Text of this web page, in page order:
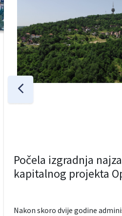
Počela izgradnja
kapitalnog projekta
Nakon skoro dvije godine